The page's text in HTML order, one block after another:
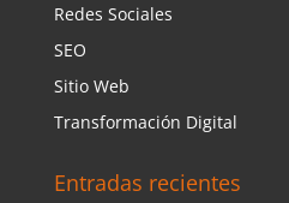
Redes Sociales
SEO
Sitio Web
Transformación Digital
Entradas recientes